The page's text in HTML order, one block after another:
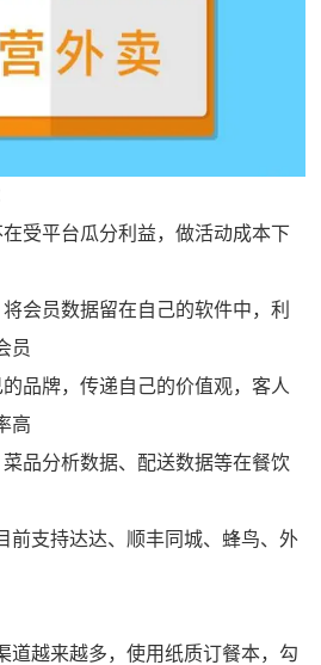
平台瓜分利益，做活动成本下
员数据留在自己的软件中，利
员
牌，传递自己的价值观，客人
高
分析数据、配送数据等在餐饮
支持达达、顺丰同城、蜂鸟、外
越来越多，使用纸质订餐本，勾